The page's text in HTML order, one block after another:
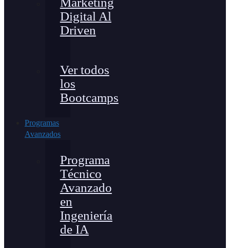
Digital Al
Driven
Ver todos
los
Bootcamps
Programas
Avanzados
Programa
Técnico
Avanzado
en
Ingeniería
de IA